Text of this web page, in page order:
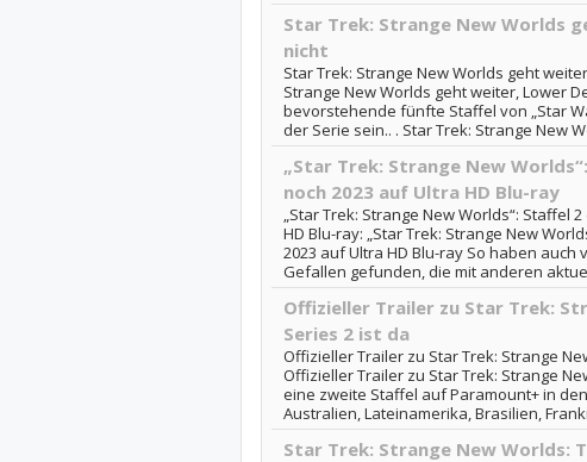
Star Trek: Strange New Worlds
nicht
Star Trek: Strange New Worlds geht
Strange New Worlds geht weiter, Lower
bevorstehende fünfte Staffel von „Star
der Serie sein.. . Star Trek: Strange New
„Star Trek: Strange New
noch 2023 auf Ultra HD Blu-ray
„Star Trek: Strange New Worlds“: Staffel
HD Blu-ray: „Star Trek: Strange New
2023 auf Ultra HD Blu-ray So haben
Gefallen gefunden, die mit anderen
Offizieller Trailer zu Star Trek:
Series 2 ist da
Offizieller Trailer zu Star Trek: Strange
Offizieller Trailer zu Star Trek: Strange
eine zweite Staffel auf Paramount+ in
Australien, Lateinamerika, Brasilien,
Star Trek: Strange New Worlds: